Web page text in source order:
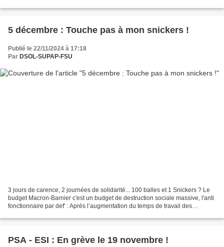
5 décembre : Touche pas à mon snickers !
Publié le 22/11/2024 à 17:18
Par DSOL-SUPAP-FSU
3 jours de carence, 2 journées de solidarité... 100 balles et 1 Snickers ? Le
budget Macron-Barnier c'est un budget de destruction sociale massive, l'anti
fonctionnaire par def' : Après l’augmentation du temps de travail des
PSA - ESI : En grève le 19 novembre !